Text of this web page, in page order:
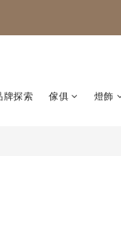
牌探索 傢俱 燈飾